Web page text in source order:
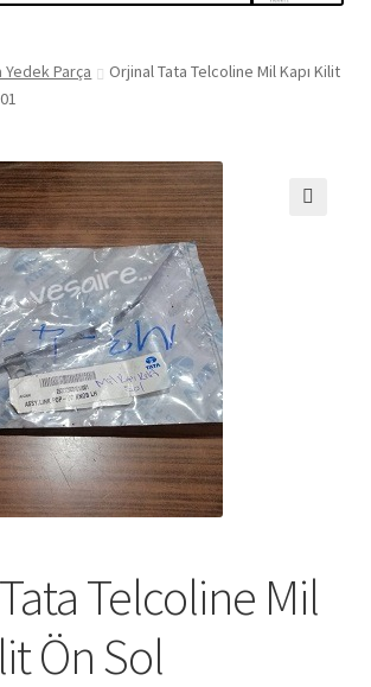
Yedek Parça
Orjinal Tata Telcoline Mil Kapı Kilit
Telcoline Mil
Ön Sol